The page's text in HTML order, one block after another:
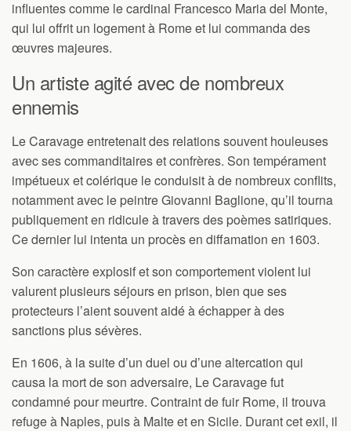
influentes comme le cardinal Francesco Maria del Monte,
qui lui offrit un logement à Rome et lui commanda des
œuvres majeures.
Un artiste agité avec de nombreux
ennemis
Le Caravage entretenait des relations souvent houleuses
avec ses commanditaires et confrères. Son tempérament
impétueux et colérique le conduisit à de nombreux conflits,
notamment avec le peintre Giovanni Baglione, qu’il tourna
publiquement en ridicule à travers des poèmes satiriques.
Ce dernier lui intenta un procès en diffamation en 1603.
Son caractère explosif et son comportement violent lui
valurent plusieurs séjours en prison, bien que ses
protecteurs l’aient souvent aidé à échapper à des
sanctions plus sévères.
En 1606, à la suite d’un duel ou d’une altercation qui
causa la mort de son adversaire, Le Caravage fut
condamné pour meurtre. Contraint de fuir Rome, il trouva
refuge à Naples, puis à Malte et en Sicile. Durant cet exil, il